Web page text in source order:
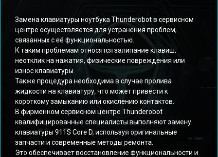
Замена клавиатуры ноутбука Thunderobot в сервисном
центре осуществляется для устранения проблем,
связанных с её функциональностью.
К таким проблемам относятся залипание клавиш,
неотклик на нажатия, физические повреждения или
износ клавиатуры.
Также процедура необходима в случае пролива
жидкости на клавиатуру, что может привести к
короткому замыканию или окислению контактов.
В фирменном сервисном центре Thunderobot
квалифицированные специалисты выполняют замену
клавиатуры 911S Core D, используя оригинальные
запчасти и современные методы ремонта.
Это обеспечивает восстановление функциональности и